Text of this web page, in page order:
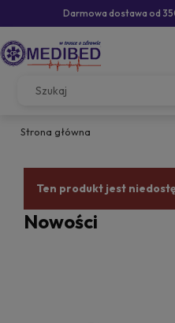
Darmowa dostawa od
Strona główna
Ten produkt jest
Nowości